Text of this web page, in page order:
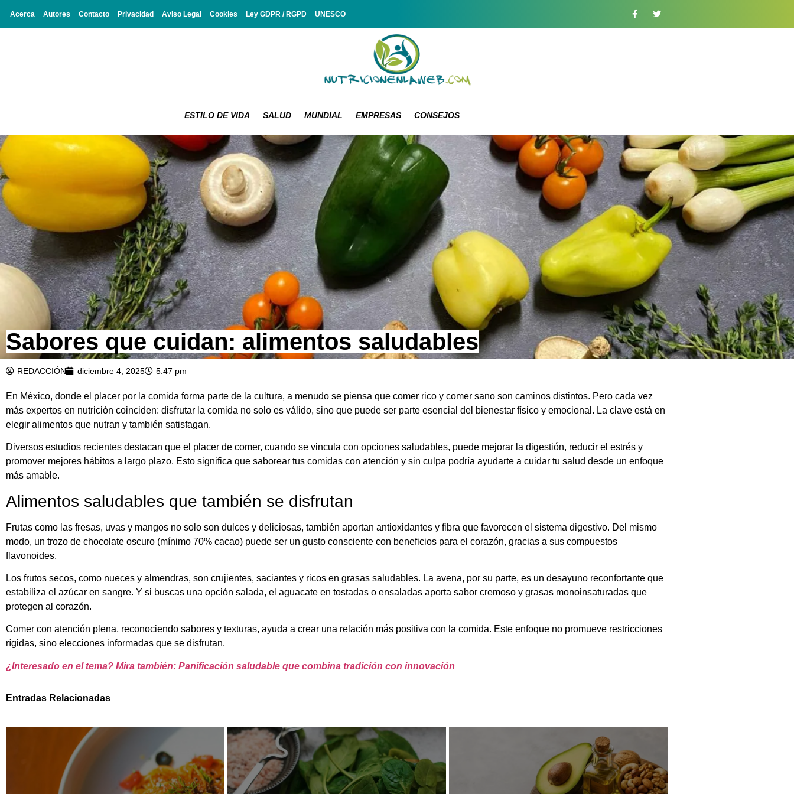
Acerca Autores Contacto Privacidad Aviso Legal Cookies Ley GDPR / RGPD UNESCO
ESTILO DE VIDA SALUD MUNDIAL EMPRESAS CONSEJOS
Sabores que cuidan: alimentos saludables
REDACCIÓN diciembre 4, 2025 5:47 pm
En México, donde el placer por la comida forma parte de la cultura, a menudo se piensa que comer rico y comer sano son caminos distintos. Pero cada vez
más expertos en nutrición coinciden: disfrutar la comida no solo es válido, sino que puede ser parte esencial del bienestar físico y emocional. La clave está en
elegir alimentos que nutran y también satisfagan.
Diversos estudios recientes destacan que el placer de comer, cuando se vincula con opciones saludables, puede mejorar la digestión, reducir el estrés y
promover mejores hábitos a largo plazo. Esto significa que saborear tus comidas con atención y sin culpa podría ayudarte a cuidar tu salud desde un enfoque
más amable.
Alimentos saludables que también se disfrutan
Frutas como las fresas, uvas y mangos no solo son dulces y deliciosas, también aportan antioxidantes y fibra que favorecen el sistema digestivo. Del mismo
modo, un trozo de chocolate oscuro (mínimo 70% cacao) puede ser un gusto consciente con beneficios para el corazón, gracias a sus compuestos
flavonoides.
Los frutos secos, como nueces y almendras, son crujientes, saciantes y ricos en grasas saludables. La avena, por su parte, es un desayuno reconfortante que
estabiliza el azúcar en sangre. Y si buscas una opción salada, el aguacate en tostadas o ensaladas aporta sabor cremoso y grasas monoinsaturadas que
protegen al corazón.
Comer con atención plena, reconociendo sabores y texturas, ayuda a crear una relación más positiva con la comida. Este enfoque no promueve restricciones
rígidas, sino elecciones informadas que se disfrutan.
¿Interesado en el tema? Mira también: Panificación saludable que combina tradición con innovación
Entradas Relacionadas